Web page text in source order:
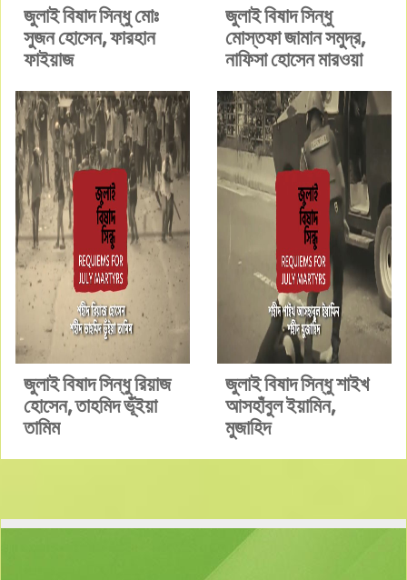
জুলাই বিষাদ সিন্ধু মোঃ
সুজন হোসেন, ফারহান
ফাইয়াজ
জুলাই বিষাদ সিন্ধু
মোস্তফা জামান সমুদ্র,
নাফিসা হোসেন মারওয়া
জুলাই বিষাদ সিন্ধু রিয়াজ
হোসেন, তাহমিদ ভূঁইয়া
তামিম
জুলাই বিষাদ সিন্ধু শাইখ
আসহাঁবুল ইয়ামিন,
মুজাহিদ